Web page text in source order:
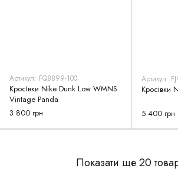
Артикул: FQ8899-100
Кросівки Nike Dunk Low WMNS
Vintage Panda
3 800 грн
Артикул:
Кросівки
5 400 грн
Показати ще 20